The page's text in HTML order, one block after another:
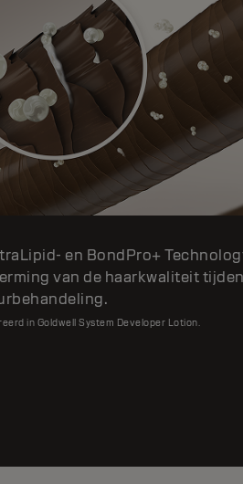
en BondPro+
van de haarkwaliteit
in Goldwell System Developer Lotion.